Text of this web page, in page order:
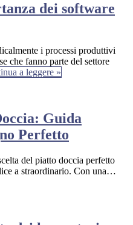
dei software
i processi produttivi
che fanno parte del settore
a leggere »
Guida
Perfetto
del piatto doccia perfetto
a straordinario. Con una…